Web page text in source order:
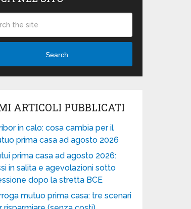
Search
ARTICOLI PUBBLICATI
in calo: cosa cambia per il
prima casa ad agosto 2026
prima casa ad agosto 2026:
in salita e agevolazioni sotto
dopo la stretta BCE
mutuo prima casa: tre scenari